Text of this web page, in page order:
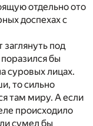
отдельно ото
доспехах с
под
бы
суровых лицах.
то сильно
там миру. А если
происходило
сумел бы